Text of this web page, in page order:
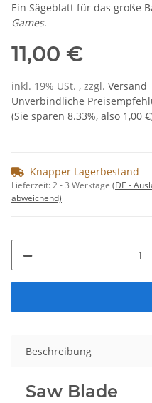
Ein Sägeblatt für das große
Games.
11,00 €
inkl. 19% USt. , zzgl. Versand
Unverbindliche
(Sie sparen 8.33%, also 1,00 €
Knapper Lagerbestand
Lieferzeit:2 - 3 Werktage (DE -
abweichend)
Beschreibung
Saw Blade